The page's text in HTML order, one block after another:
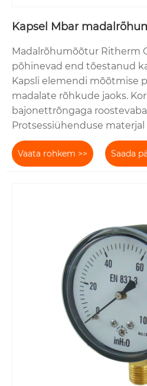
Kapsel Mbar
Madalrõhumõõtur Ritherm
põhinevad end tõestanud
Kapsli elemendi mõõtmise
madalate rõhkude jaoks.
bajonettrõngaga
Protsessiühenduse materjal
Vaata rohkem >> Saada